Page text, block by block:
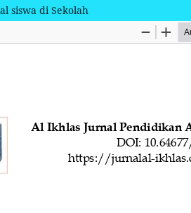
siswa di Sekolah